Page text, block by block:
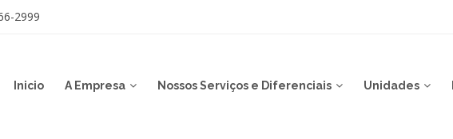
2999
Inicio A Empresa Nossos Serviços e Diferenciais Unidades